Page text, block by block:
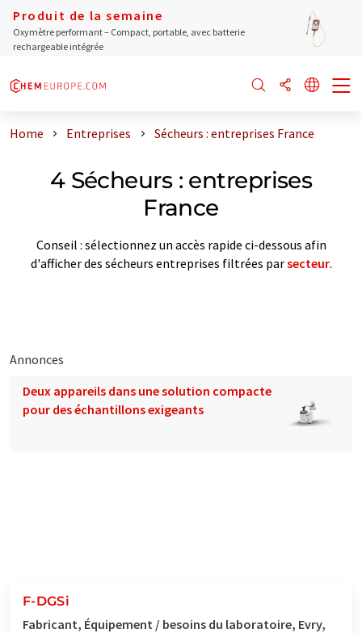
Produit de la semaine
Oxymètre performant – Compact, portable, avec batterie
rechargeable intégrée
Home Entreprises Sécheurs : entreprises France
4 Sécheurs : entreprises
France
Conseil : sélectionnez un accès rapide ci-dessous afin
d'afficher des sécheurs entreprises filtrées parsecteur.
Annonces
Deux appareils dans une solution compacte
pour des échantillons exigeants
F-DGSi
Fabricant, Équipement / besoins du laboratoire, Evry,